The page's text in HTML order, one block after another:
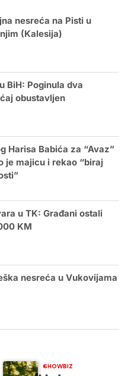
nesreća na Pisti u
(Kalesija)
BiH: Poginula dva
obustavljen
Harisa Babića za “Avaz”
je majicu i rekao “biraj
u TK: Građani ostali
KM
nesreća u Vukovijama
SHOWBIZ